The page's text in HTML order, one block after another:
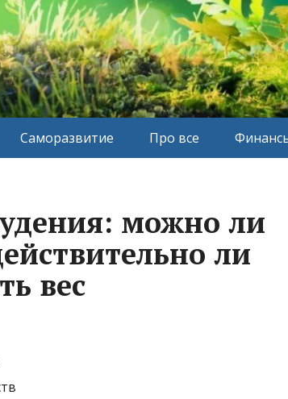
Саморазвитие Про все
можно ли
ли
вес